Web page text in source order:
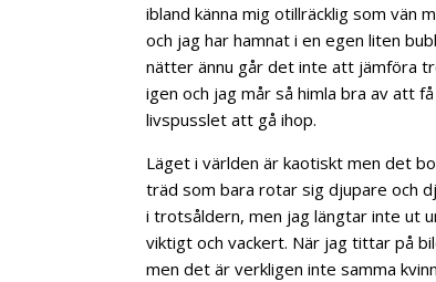
ibland känna mig otillräcklig som vän
och jag har hamnat i en egen liten
nätter ännu går det inte att jämföra
igen och jag mår så himla bra av att
livspusslet att gå ihop.
Läget i världen är kaotiskt men det
träd som bara rotar sig djupare och
i trotsåldern, men jag längtar inte ut
viktigt och vackert. När jag tittar på
men det är verkligen inte samma